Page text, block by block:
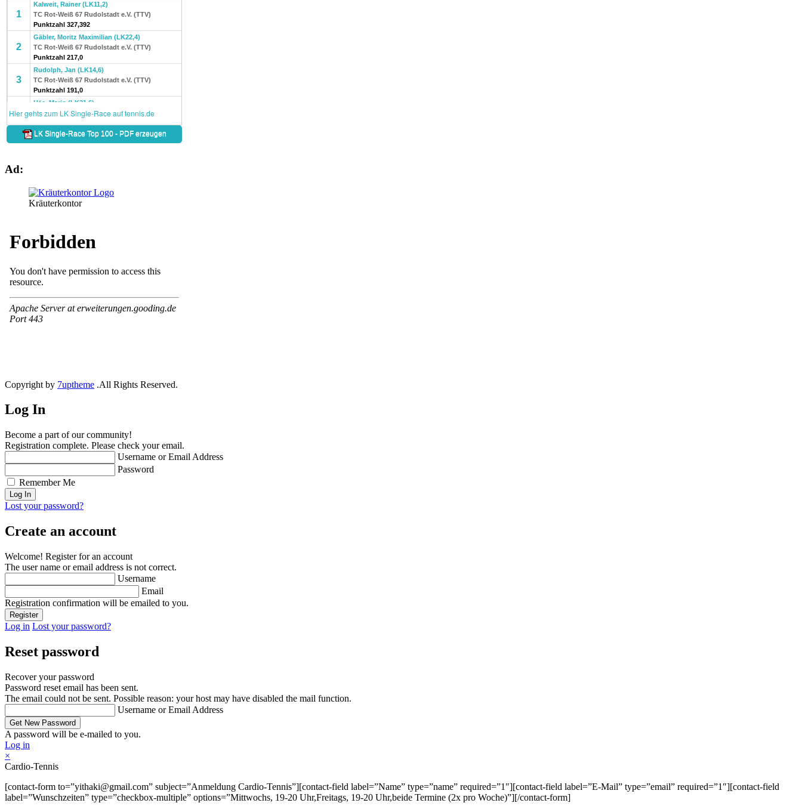
Ad:
Kräuterkontor
Copyright by 7uptheme .All Rights Reserved.
Log In
Become a part of our community!
Registration complete. Please check your email.
Username or Email Address
Password
Remember Me
Lost your password?
Create an account
Welcome! Register for an account
The user name or email address is not correct.
Username
Email
Registration confirmation will be emailed to you.
Log in Lost your password?
Reset password
Recover your password
Password reset email has been sent.
The email could not be sent. Possible reason: your host may have disabled the mail function.
Username or Email Address
A password will be e-mailed to you.
Log in
×
Cardio-Tennis
[contact-form to=”yithaki@gmail.com” subject=”Anmeldung Cardio-Tennis”][contact-field label=”Name” type=”name” required=”1″][contact-field label=”E-Mail” type=”email” required=”1″][contact-field
label=”Wunschzeiten” type=”checkbox-multiple” options=”Mittwochs, 19-20 Uhr,Freitags, 19-20 Uhr,beide Termine (2x pro Woche)”][/contact-form]